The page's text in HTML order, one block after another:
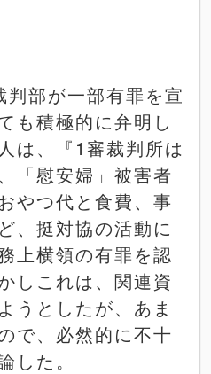
判部が一部有罪を宣
も積極的に弁明し
は、『 1 審裁判所は
「慰安婦」被害者
やつ代と食費、事
、挺対協の活動に
上横領の有罪を認
しこれは、関連資
うとしたが、あま
で、必然的に不十
した。